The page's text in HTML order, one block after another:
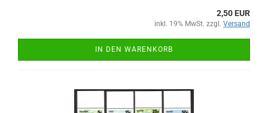
2,50 EUR
inkl. 19% MwSt. zzgl. Versand
IN DEN WARENKORB